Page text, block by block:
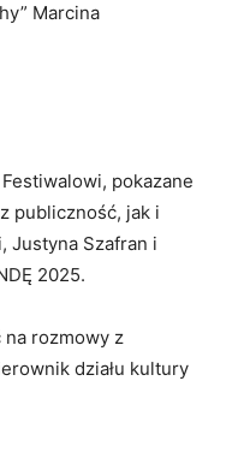
Marcina
pokazane
publiczność, jak i
Justyna Szafran i
2025.
rozmowy z
działu kultury